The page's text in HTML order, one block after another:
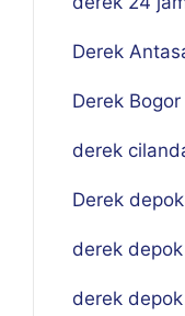
Derek
Derek
derek
Derek depok
derek
derek